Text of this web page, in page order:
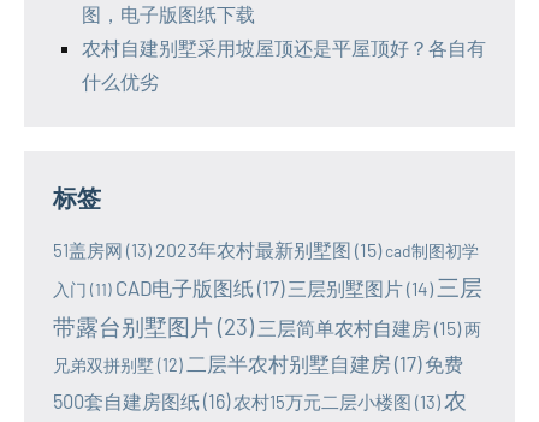
图，电子版图纸下载
农村自建别墅采用坡屋顶还是平屋顶好？各自有
什么优劣
标签
51盖房网 (13) 2023年农村最新别墅图 (15) cad制图初学
入门 (11) CAD电子版图纸 (17) 三层别墅图片(14) 三层
带露台别墅图片 (23) 三层简单农村自建房(15)两
兄弟双拼别墅 (12) 二层半农村别墅自建房(17) 免费
500套自建房图纸 (16) 农村15万元二层小楼图 (13) 农